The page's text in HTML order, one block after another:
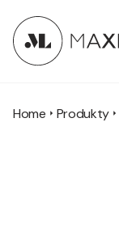
Home Produkty